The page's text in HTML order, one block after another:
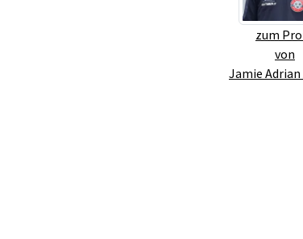
zum
von
Jamie